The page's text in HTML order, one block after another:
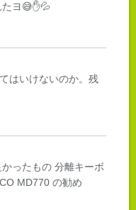
ヨ😅✋💦
はいけないのか。残
ったもの 分離キーボ
MD770 の勧め